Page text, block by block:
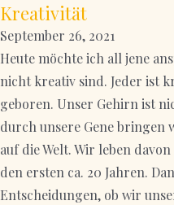
Kreativität
September 26, 2021
Heute möchte ich all jene
nicht kreativ sind. Jeder ist
geboren. Unser Gehirn ist
durch unsere Gene bringen
auf die Welt. Wir leben
den ersten ca. 20 Jahren.
Entscheidungen, ob wir